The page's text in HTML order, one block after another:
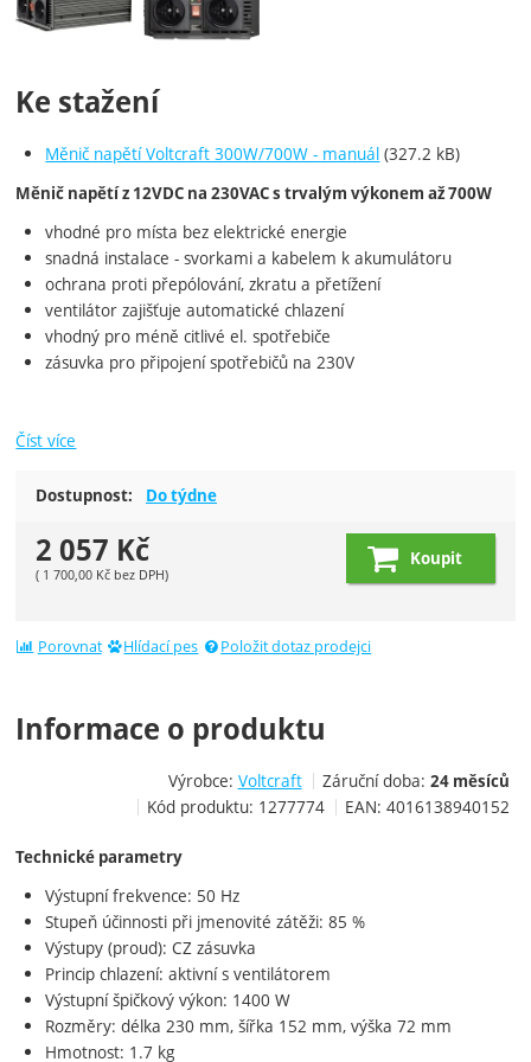
Ke stažení
Měnič napětí Voltcraft 300W/700W - manuál (327.2 kB)
Měnič napětí z 12VDC na 230VAC s trvalým výkonem až 700W
vhodné pro místa bez elektrické energie
snadná instalace - svorkami a kabelem k akumulátoru
ochrana proti přepólování, zkratu a přetížení
ventilátor zajišťuje automatické chlazení
vhodný pro méně citlivé el. spotřebiče
zásuvka pro připojení spotřebičů na 230V
Číst více
Dostupnost: Do týdne
2 057 Kč
( 1 700,00 Kč bez DPH)
Koupit
Porovnat Hlídací pes Položit dotaz prodejci
Informace o produktu
Výrobce: Voltcraft Záruční doba: 24 měsíců
Kód produktu: 1277774 EAN: 4016138940152
Technické parametry
Výstupní frekvence: 50 Hz
Stupeň účinnosti při jmenovité zátěži: 85 %
Výstupy (proud): CZ zásuvka
Princip chlazení: aktivní s ventilátorem
Výstupní špičkový výkon: 1400 W
Rozměry: délka 230 mm, šířka 152 mm, výška 72 mm
Hmotnost: 1.7 kg